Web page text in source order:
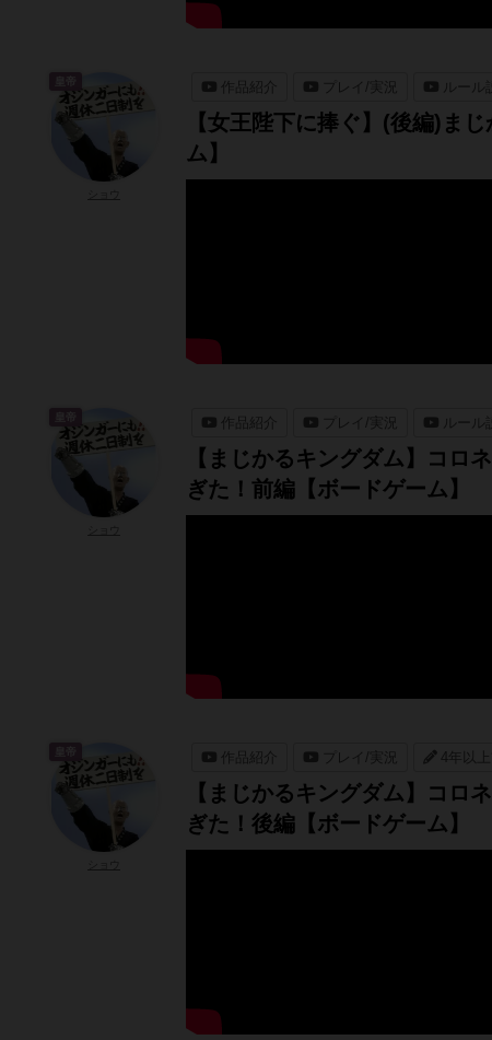
作品紹介 プレイ/実況
【女王陛下に捧ぐ】(後編)ま
ム】
皇帝
作品紹介 プレイ/実況 ルール
【まじかるキングダム】コロ
ぎた！前編【ボードゲーム】
皇帝
作品紹介 プレイ/実況 4年以上
【まじかるキングダム】コロ
ぎた！後編【ボードゲーム】
皇帝